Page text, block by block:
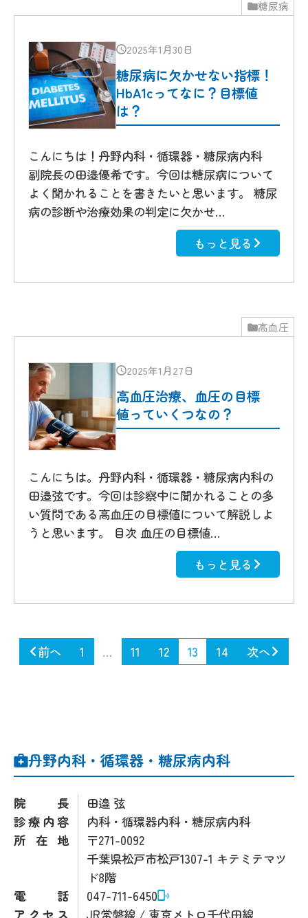
糖尿病
2025年1月30日
糖尿病に欠かせない指標！
HbA1cってなに？目標値
は？
こんにちは！丹野内科・循環器・糖尿病内科
副院長の田邉優希です。今回は糖尿病について
よく聞かれることを書きたいと思います。 糖尿
病の診断や治療効果の判定に欠かせ…
もっと見る
高血圧
2025年1月27日
高血圧治療、血圧の目標
値っていくつなの？
こんにちは。丹野内科・循環器・糖尿病内科の
田邉弦です。今回は診察中に聞かれることの多
い質問である高血圧の目標値について解説しよ
うと思います。 目次 血圧の目標値…
もっと見る
前へ 1 … 11 12 13 14 次へ
丹野内科・循環器・糖尿病内科
院長
田邉 弦
診療内容
内科・循環器内科・糖尿病内科
所在地
〒271-0092
千葉県松戸市松戸1307-1 キテミテマツ
ド8階
電話
047-711-6450
アクセス
JR常磐線 / 東京メトロ千代田線